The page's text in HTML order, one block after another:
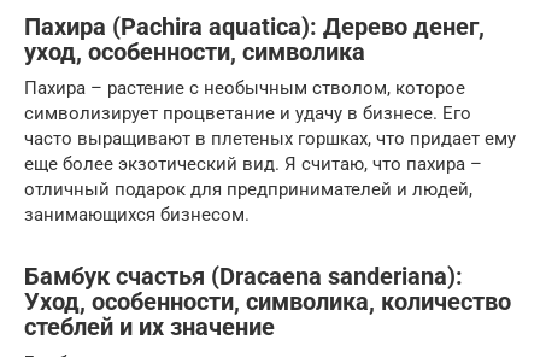
Пахира (Pachira aquatica): Дерево денег,
уход, особенности, символика
Пахира – растение с необычным стволом, которое
символизирует процветание и удачу в бизнесе. Его
часто выращивают в плетеных горшках, что придает ему
еще более экзотический вид. Я считаю, что пахира –
отличный подарок для предпринимателей и людей,
занимающихся бизнесом.
Бамбук счастья (Dracaena sanderiana):
Уход, особенности, символика, количество
стеблей и их значение